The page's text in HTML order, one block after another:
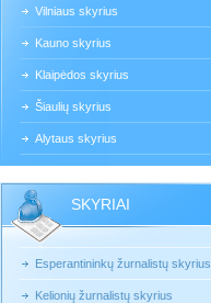
Vilniaus skyrius
Kauno skyrius
Klaipėdos skyrius
Šiaulių skyrius
Alytaus skyrius
SKYRIAI
Esperantininkų žurnalistų skyrius
Kelionių žurnalistų skyrius